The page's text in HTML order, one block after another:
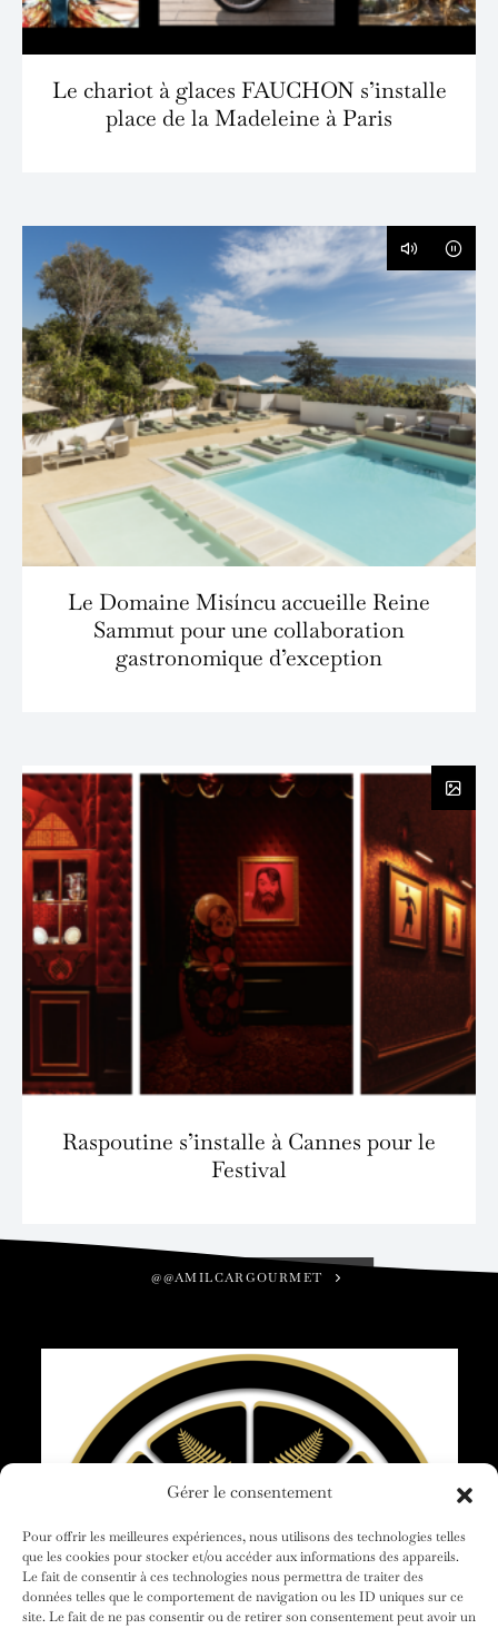
Gérer le consentement
Pour offrir les meilleures expériences, nous utilisons des technologies telles
que les cookies pour stocker et/ou accéder aux informations des appareils.
Le fait de consentir à ces technologies nous permettra de traiter des
données telles que le comportement de navigation ou les ID uniques sur ce
site. Le fait de ne pas consentir ou de retirer son consentement peut avoir un
Le chariot à glaces FAUCHON s’installe
place de la Madeleine à Paris
Le Domaine Misíncu accueille Reine
Sammut pour une collaboration
gastronomique d’exception
Raspoutine s’installe à Cannes pour le
Festival
@@AMILCARGOURMET